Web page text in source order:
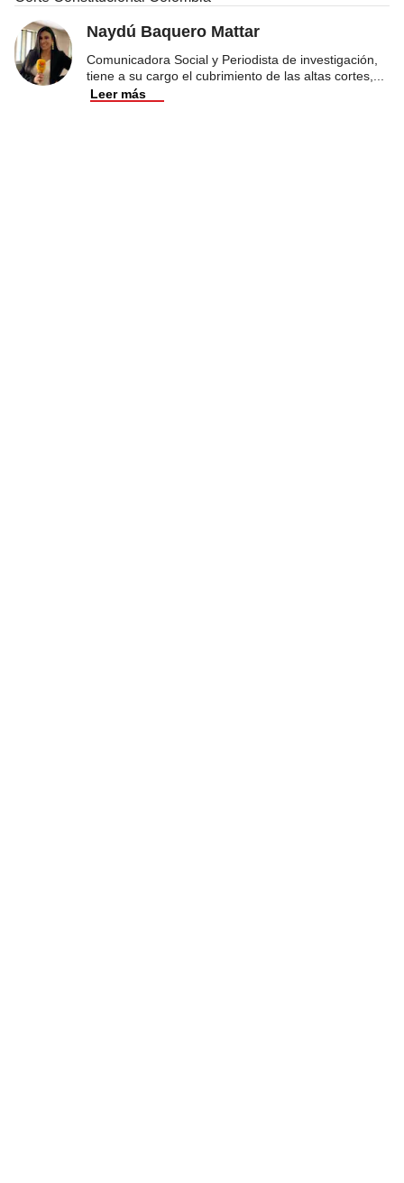
Naydú Baquero Mattar
Comunicadora Social y Periodista de investigación,
tiene a su cargo el cubrimiento de las altas cortes,
Leer más